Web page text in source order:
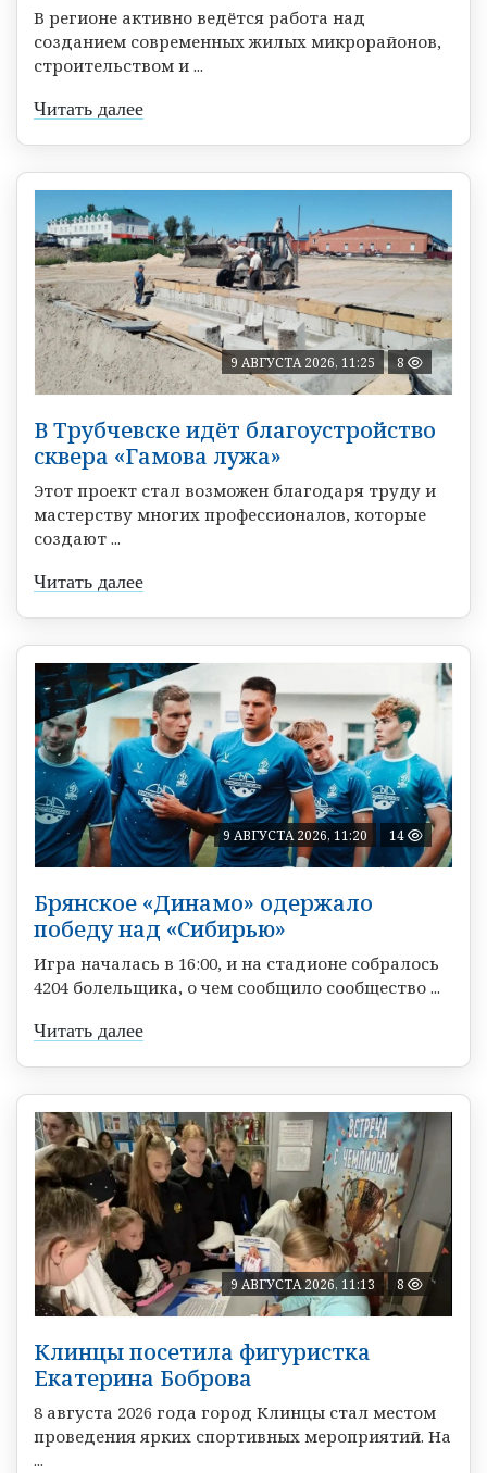
В регионе активно ведётся работа над
созданием современных жилых микрорайонов,
строительством и ...
Читать далее
9 АВГУСТА 2026, 11:25 8
В Трубчевске идёт благоустройство
сквера «Гамова лужа»
Этот проект стал возможен благодаря труду и
мастерству многих профессионалов, которые
создают ...
Читать далее
9 АВГУСТА 2026, 11:20 14
Брянское «Динамо» одержало
победу над «Сибирью»
Игра началась в 16:00, и на стадионе собралось
4204 болельщика, о чем сообщило сообщество ...
Читать далее
9 АВГУСТА 2026, 11:13 8
Клинцы посетила фигуристка
Екатерина Боброва
8 августа 2026 года город Клинцы стал местом
проведения ярких спортивных мероприятий. На
...